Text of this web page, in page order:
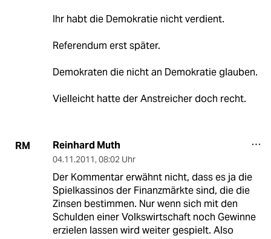
Ihr habt die Demokratie nicht verdient.
Referendum erst später.
Demokraten die nicht an Demokratie glauben.
Vielleicht hatte der Anstreicher doch recht.
RM Reinhard Muth
04.11.2011, 08:02 Uhr
Der Kommentar erwähnt nicht, dass es ja die
Spielkassinos der Finanzmärkte sind, die die
Zinsen bestimmen. Nur wenn sich mit den
Schulden einer Volkswirtschaft noch Gewinne
erzielen lassen wird weiter gespielt. Also